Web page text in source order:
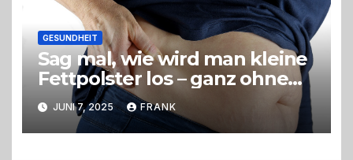
GESUNDHEIT
Sag mal, wie wird man kleine
Fettpolster los – ganz ohne
OP?
JUNI 7, 2025 FRANK